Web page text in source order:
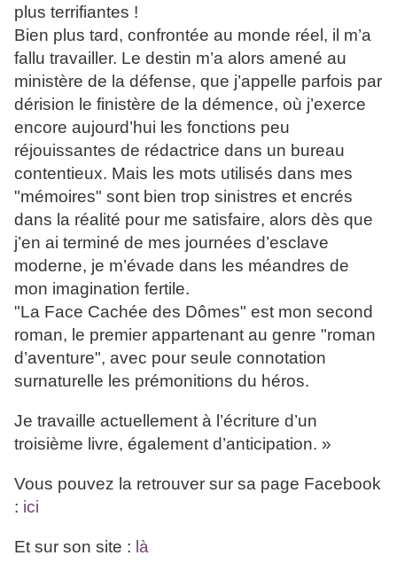
plus terrifiantes !
Bien plus tard, confrontée au monde réel, il m’a
fallu travailler. Le destin m’a alors amené au
ministère de la défense, que j’appelle parfois par
dérision le finistère de la démence, où j’exerce
encore aujourd’hui les fonctions peu
réjouissantes de rédactrice dans un bureau
contentieux. Mais les mots utilisés dans mes
"mémoires" sont bien trop sinistres et encrés
dans la réalité pour me satisfaire, alors dès que
j’en ai terminé de mes journées d’esclave
moderne, je m’évade dans les méandres de
mon imagination fertile.
"La Face Cachée des Dômes" est mon second
roman, le premier appartenant au genre "roman
d’aventure", avec pour seule connotation
surnaturelle les prémonitions du héros.
Je travaille actuellement à l’écriture d’un
troisième livre, également d’anticipation. »
Vous pouvez la retrouver sur sa page Facebook
: ici
Et sur son site : là